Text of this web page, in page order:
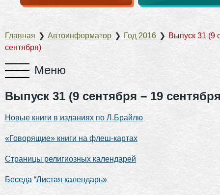
Главная ❯ Автоинформатор ❯ Год 2016 ❯ Выпуск 31 (9
сентября)
Выпуск 31 (9 сентября – 19
Новые книги в изданиях по Л.Брайлю
«Говорящие» книги на флеш-картах
Страницы религиозных календарей
Беседа “Листая календарь»